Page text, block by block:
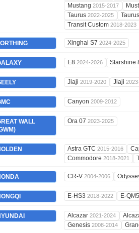
Mustang 2015-2017
Taurus 2022-2025 Taurus
Transit Custom 2018-2023
Xinghai S7 2024-2025
E8 2024-2026 Starshine
Jiaji 2019-2020 Jiaji
Canyon 2009-2012
WALL
Ora 07 2023-2025
Astra GTC 2015-2016
Commodore 2018-2021
CR-V 2004-2006
E-HS3 2018-2022 E-QM5
Alcazar 2021-2024
Genesis 2008-2014